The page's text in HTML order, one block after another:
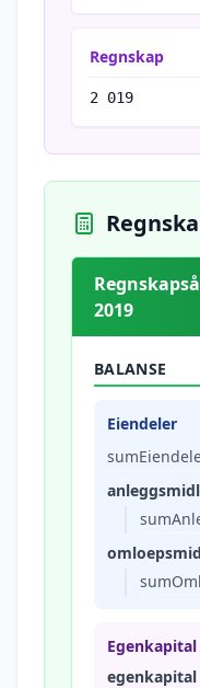
Regnskap
2 019
2019
BALANSE
Eiendeler
egenkapital